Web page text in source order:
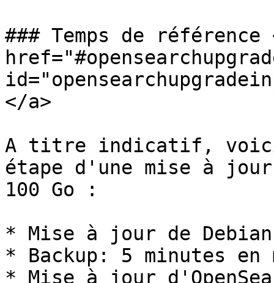
### Temps de référence
</a>
A titre indicatif, voici
étape d'une mise à
100 Go :
* Mise à jour de
* Backup: 5 minutes en
* Mise à jour